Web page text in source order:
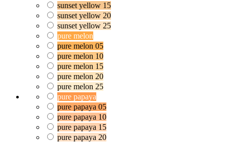
sunset yellow 15
sunset yellow 20
sunset yellow 25
pure melon
pure melon 05
pure melon 10
pure melon 15
pure melon 20
pure melon 25
pure papaya
pure papaya 05
pure papaya 10
pure papaya 15
pure papaya 20